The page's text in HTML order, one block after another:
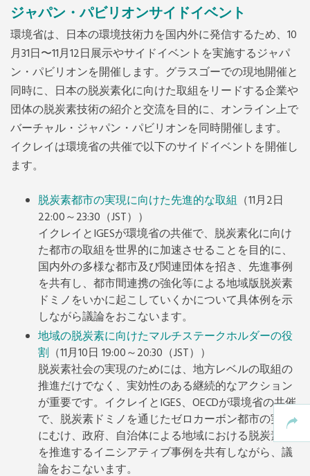
ジャパン・パビリオンサイドイベント
環境省は、日本の環境技術力を国内外に発信するため、10
月31日〜11月12日展示やサイドイベントを実施するジャパ
ン・パビリオンを開催します。グラスゴーでの現地開催と
同時に、日本の脱炭素化に向けた取組をリードする企業や
団体の脱炭素技術の紹介と交流を目的に、オンライン上で
バーチャル・ジャパン・パビリオンを同時開催します。
イクレイは環境省の共催で以下のサイドイベントを開催し
ます。
脱炭素都市の実現に向けた先進的な取組 （11月2日
22:00～23:30（JST））
イクレイとIGESが環境省の共催で、脱炭素化に向け
た都市の取組を世界的に加速させることを目的に、
国内外の多様な都市及び関連団体を招き、先進事例
を共有し、都市間連携の強化等による地域版脱炭素
ドミノをいかに起こしていくかについて具体例を示
しながら議論をおこないます。
地域の脱炭素に向けたマルチステークホルダーの役
割 （11月10日 19:00～20:30（JST））
脱炭素社会の実現のためには、地方レベルの取組の
推進だけでなく、実効性のある継続的なアクション
が重要です。イクレイとIGES、OECDが環境省の共催
で、脱炭素ドミノを通じたゼロカーボン都市の実現
にむけ、政府、自治体による地域における脱炭素化
を推進するイニシアティブ事例を共有しながら、議
論をおこないます。